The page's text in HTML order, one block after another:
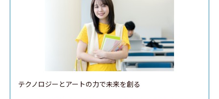
テクノロジーとアートの力で未来を創る